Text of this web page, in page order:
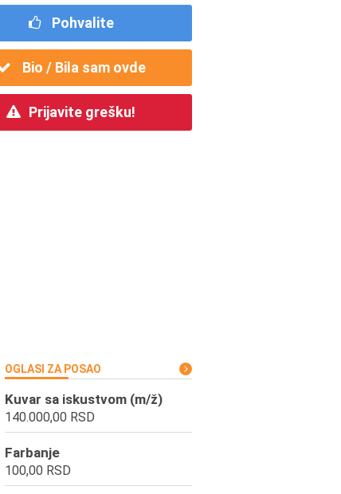
Pohvalite
Bio / Bila sam ovde
Prijavite grešku!
OGLASI ZA POSAO
Kuvar sa iskustvom (m/ž)
140.000,00 RSD
Farbanje
100,00 RSD